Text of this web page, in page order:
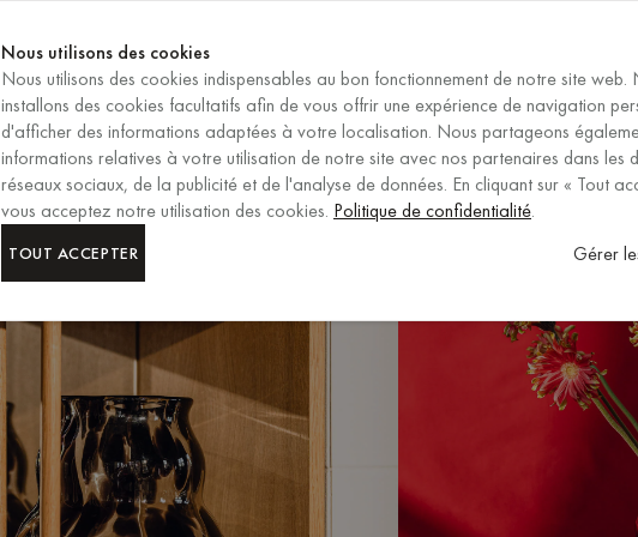
FR/EUR
SÉLECTION DE LA RÉGION ET
Nous utilisons des cookies
Nous utilisons des cookies indispensables au bon fonctionnement de notre site web.
installons des cookies facultatifs afin de vous offrir une expérience de navigation
d'afficher des informations adaptées à votre localisation. Nous partageons
informations relatives à votre utilisation de notre site avec nos partenaires dans les
réseaux sociaux, de la publicité et de l'analyse de données. En cliquant sur « Tout
vous acceptez notre utilisation des cookies. Politique de confidentialité.
TOUT ACCEPTER Gérer